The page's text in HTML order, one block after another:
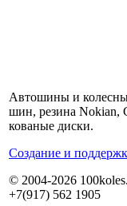
Автошины и
шин, резина Nokian,
кованые диски.
Cоздание и
© 2004-2026
+7(917) 562 1905